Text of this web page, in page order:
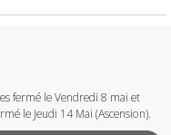
fermé le Vendredi 8 mai et
le Jeudi 14 Mai (Ascension).